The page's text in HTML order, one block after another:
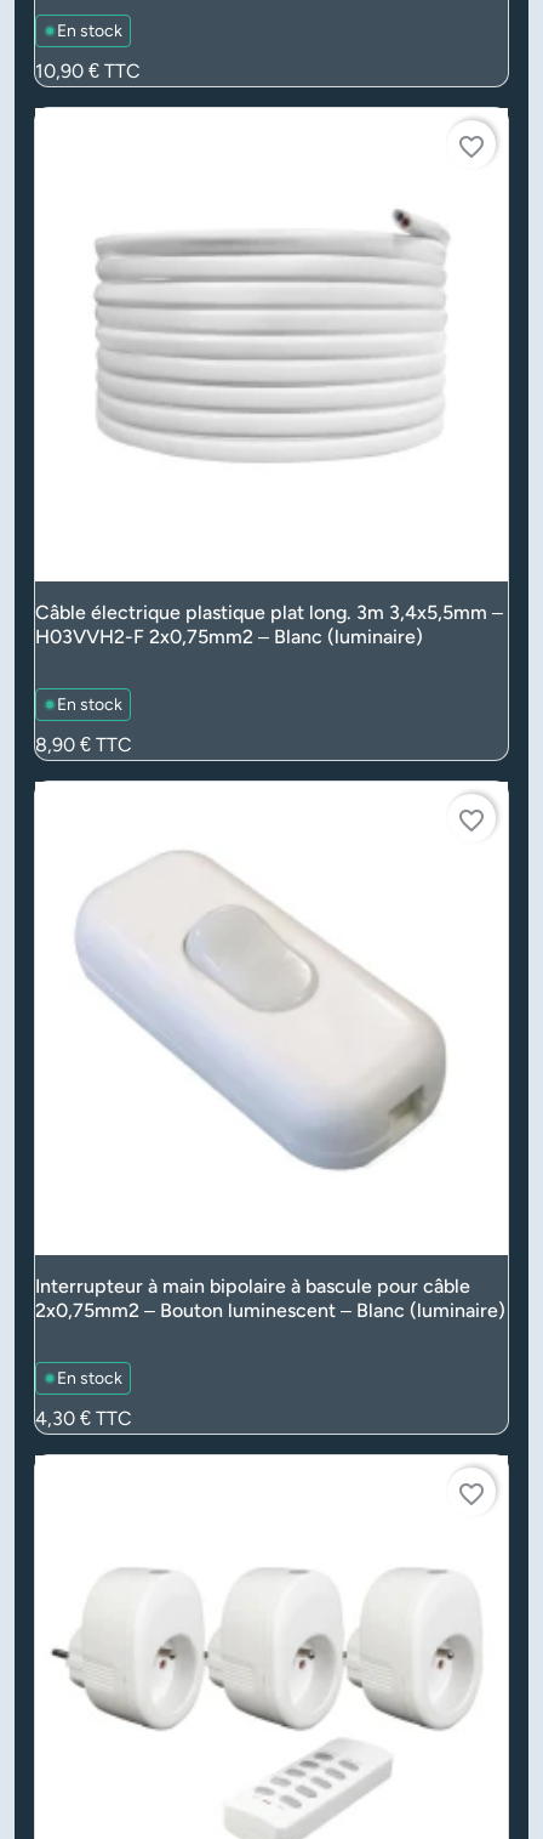
En stock
Prix
10,90 € TTC
favorite_border
Câble électrique plastique plat long. 3m 3,4x5,5mm –
H03VVH2-F 2x0,75mm2 – Blanc (luminaire)
En stock
Prix
8,90 € TTC
favorite_border
Interrupteur à main bipolaire à bascule pour câble
2x0,75mm2 – Bouton luminescent – Blanc (luminaire)
En stock
Prix
4,30 € TTC
favorite_border